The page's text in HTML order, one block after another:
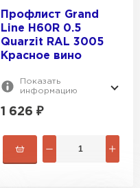
Профлист Grand
Line H60R 0.5
Quarzit RAL 3005
Красное вино
Показать
информацию
1 626 ₽